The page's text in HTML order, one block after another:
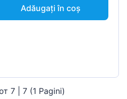
Adăugați în coș
7 | 7 (1 Pagini)